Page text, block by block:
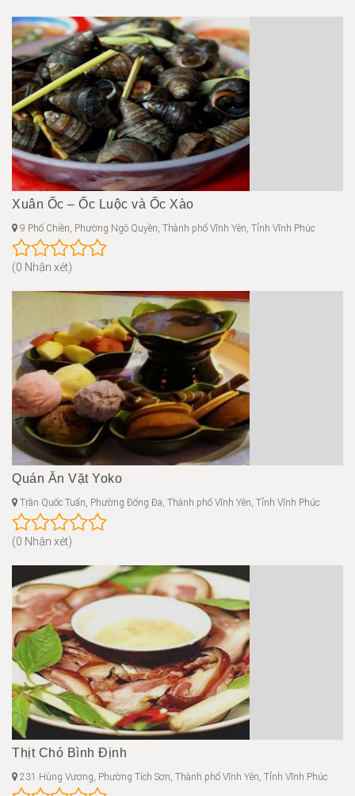
Xuân Ốc – Ốc Luộc và Ốc Xào
9 Phố Chiền, Phường Ngô Quyền, Thành phố Vĩnh Yên, Tỉnh Vĩnh Phúc
(0 Nhận xét)
Quán Ăn Vặt Yoko
Trần Quốc Tuấn, Phường Đống Đa, Thành phố Vĩnh Yên, Tỉnh Vĩnh Phúc
(0 Nhận xét)
Thịt Chó Bình Định
231 Hùng Vương, Phường Tích Sơn, Thành phố Vĩnh Yên, Tỉnh Vĩnh Phúc